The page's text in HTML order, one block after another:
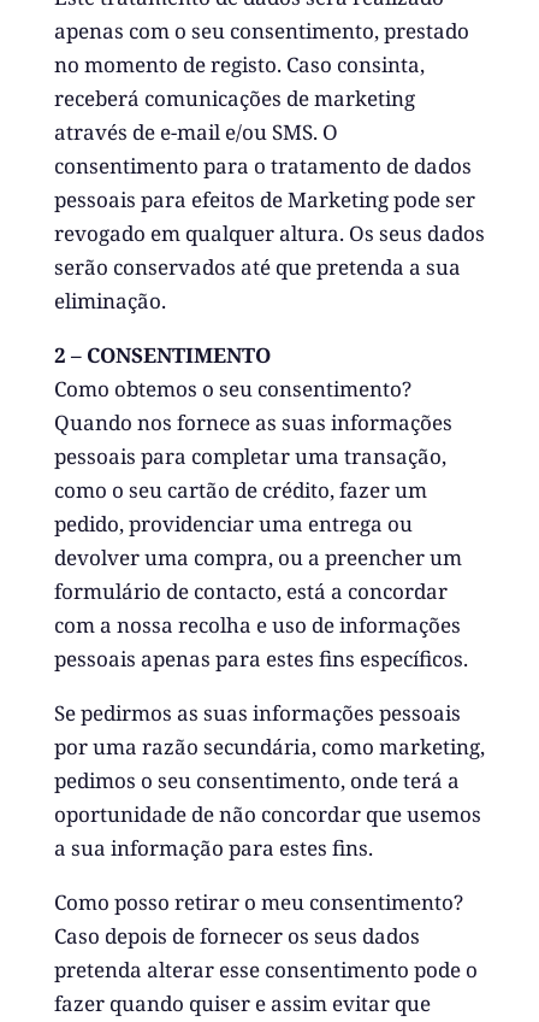
apenas com o seu consentimento, prestado
no momento de registo. Caso consinta,
receberá comunicações de marketing
através de e-mail e/ou SMS. O
consentimento para o tratamento de dados
pessoais para efeitos de Marketing pode ser
revogado em qualquer altura. Os seus dados
serão conservados até que pretenda a sua
eliminação.
2 – CONSENTIMENTO
Como obtemos o seu consentimento?
Quando nos fornece as suas informações
pessoais para completar uma transação,
como o seu cartão de crédito, fazer um
pedido, providenciar uma entrega ou
devolver uma compra, ou a preencher um
formulário de contacto, está a concordar
com a nossa recolha e uso de informações
pessoais apenas para estes fins específicos.
Se pedirmos as suas informações pessoais
por uma razão secundária, como marketing,
pedimos o seu consentimento, onde terá a
oportunidade de não concordar que usemos
a sua informação para estes fins.
Como posso retirar o meu consentimento?
Caso depois de fornecer os seus dados
pretenda alterar esse consentimento pode o
fazer quando quiser e assim evitar que